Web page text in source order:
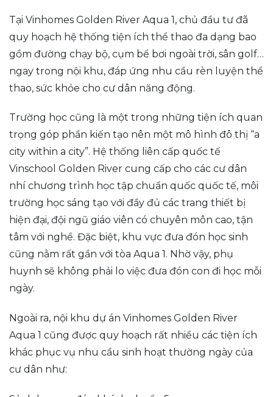
Tại Vinhomes Golden River Aqua 1, chủ đầu tư đã
quy hoạch hệ thống tiện ích thể thao đa dạng bao
gồm đường chạy bộ, cụm bể bơi ngoài trời, sân golf…
ngay trong nội khu, đáp ứng nhu cầu rèn luyện thể
thao, sức khỏe cho cư dân năng động.
Trường học cũng là một trong những tiện ích quan
trọng góp phần kiến tạo nên một mô hình đô thị “a
city within a city”. Hệ thống liên cấp quốc tế
Vinschool Golden River cung cấp cho các cư dân
nhí chương trình học tập chuẩn quốc quốc tế, môi
trường học sáng tạo với đầy đủ các trang thiết bị
hiện đại, đội ngũ giáo viên có chuyên môn cao, tận
tâm với nghề. Đặc biệt, khu vực đưa đón học sinh
cũng nằm rất gần với tòa Aqua 1. Nhờ vậy, phụ
huynh sẽ không phải lo việc đưa đón con đi học mỗi
ngày.
Ngoài ra, nội khu dự án Vinhomes Golden River
Aqua 1 cũng được quy hoạch rất nhiều các tiện ích
khác phục vụ nhu cầu sinh hoạt thường ngày của
cư dân như: